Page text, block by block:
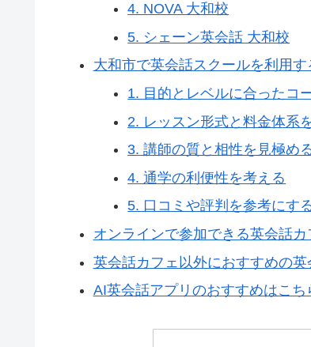
4. NOVA 大和校
5. シェーン英会話 大和校
大和市で英会話スクールを利用
1. 目的とレベルに合ったコ
2. レッスン形式と料金体系
3. 講師の質と相性を見極め
4. 通学の利便性を考える
5. 口コミや評判を参考にす
オンラインで参加できる英会話カ
英会話カフェ以外におすすめの英
AI英会話アプリのおすすめはこち